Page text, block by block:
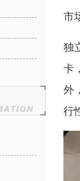
市
独
卡
外
行